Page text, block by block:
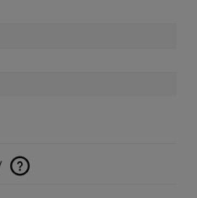
kosztów płatności